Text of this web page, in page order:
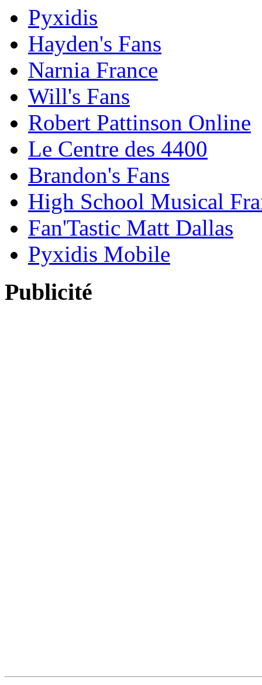
Pyxidis
Hayden's Fans
Narnia France
Will's Fans
Robert Pattinson Online
Le Centre des 4400
Brandon's Fans
High School Musical
Fan'Tastic Matt Dallas
Pyxidis Mobile
Publicité